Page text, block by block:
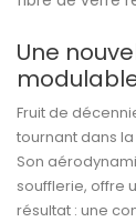
Une
Fruit de
tournant dans
Son
soufflerie, offre
résultat : une